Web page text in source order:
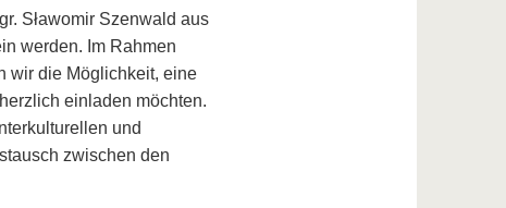
Sławomir Szenwald aus
werden. Im Rahmen
wir die Möglichkeit, eine
einladen möchten.
und
zwischen den